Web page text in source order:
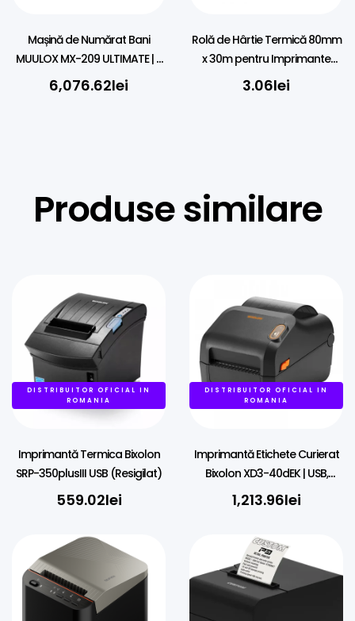
Mașină de Numărat Bani
MUULOX MX-209 ULTIMATE | 2
Buzunare, Touchscreen &
Imprimantă
6,076.62lei
Rolă de Hârtie Termică 80mm
x 30m pentru Imprimante
Fiscale și POS
3.06lei
Produse similare
DISTRIBUITOR OFICIAL IN
ROMANIA
Imprimantă Termica Bixolon
SRP-350plusIII USB (Resigilat)
559.02lei
DISTRIBUITOR OFICIAL IN
ROMANIA
Imprimantă Etichete Curierat
Bixolon XD3-40dEK | USB,
Ethernet | AWB
1,213.96lei